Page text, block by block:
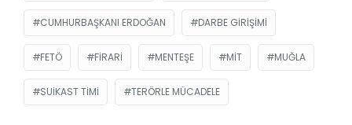
CUMHURBAŞKANI ERDOĞAN DARBE GIRIŞIMI
FETÖ FIRARI MENTEŞE MİT MUĞLA
SUIKAST TIMI TERÖRLE MÜCADELE